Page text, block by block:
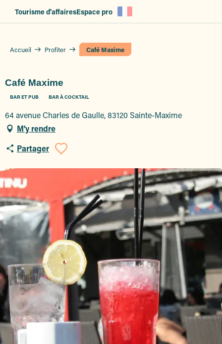
Tourisme d'affairesEspace pro
Accueil Profiter Café Maxime
Café Maxime
BAR ET PUB BAR À COCKTAIL
64 avenue Charles de Gaulle, 83120 Sainte-Maxime
M'y rendre
Partager
Ajouter aux favoris